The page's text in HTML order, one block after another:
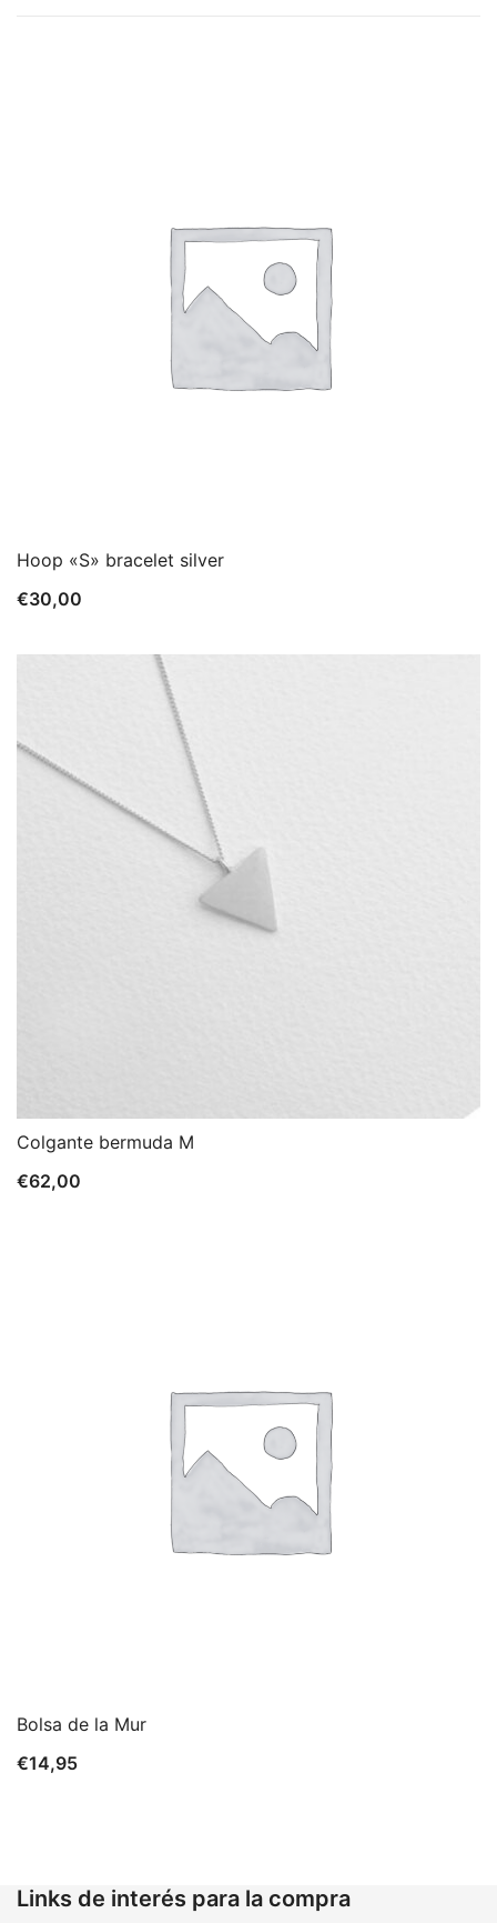
Hoop «S» bracelet silver
€30,00
Colgante bermuda M
€62,00
Bolsa de la Mur
€14,95
Links de interés para la compra